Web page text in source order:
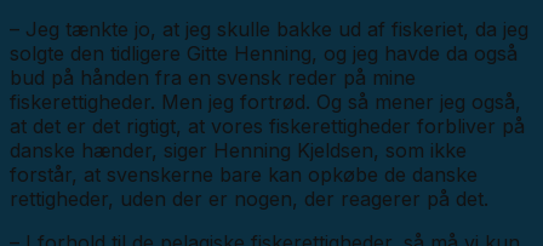
– Jeg tænkte jo, at jeg skulle bakke ud af fiskeriet, da jeg
solgte den tidligere Gitte Henning, og jeg havde da også
bud på hånden fra en svensk reder på mine
fiskerettigheder. Men jeg fortrød. Og så mener jeg også,
at det er det rigtigt, at vores fiskerettigheder forbliver på
danske hænder, siger Henning Kjeldsen, som ikke
forstår, at svenskerne bare kan opkøbe de danske
rettigheder, uden der er nogen, der reagerer på det.